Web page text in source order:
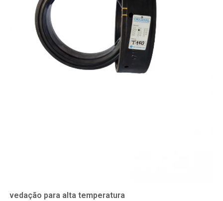
vedação para alta temperatura